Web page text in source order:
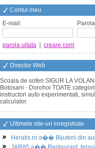
Contul meu
E-mail:
parola uitata creare cont
Director Web
Scoala de soferi SIGUR LA
Botosani - Dorohoi TOATE
instructori auto experimentati,
calculator.
Ultimele site-uri inregistrate
Heratis.ro a�� Bijuterii din